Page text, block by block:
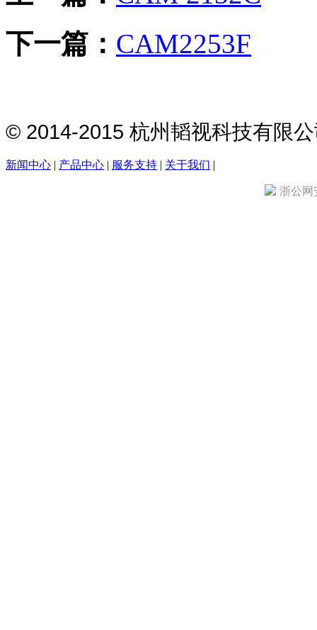
下一篇： CAM2253F
© 2014-2015 杭州韬视科技有限
新闻中心 | 产品中心 | 服务支持 | 关于我们 |
浙公网